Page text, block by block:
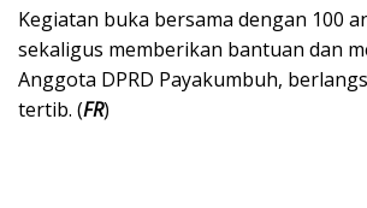
Kegiatan buka bersama dengan 100
sekaligus memberikan bantuan dan
Anggota DPRD Payakumbuh,
tertib. (FR)